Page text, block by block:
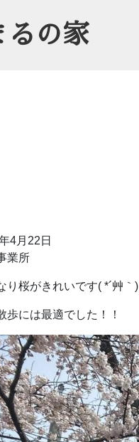
るの家
4月22日
業所
り桜がきれいです( *´艸｀)
歩には最適でした！！